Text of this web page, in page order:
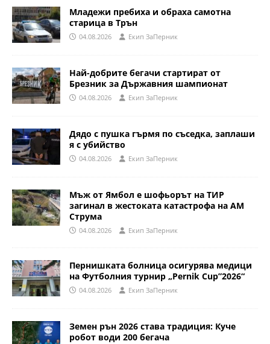
Младежи пребиха и обраха самотна
старица в Трън
04.08.2026 Eкип ЗаПерник
Най-добрите бегачи стартират от
Брезник за Държавния шампионат
04.08.2026 Eкип ЗаПерник
Дядо с пушка гърмя по съседка, заплаши
я с убийство
04.08.2026 Eкип ЗаПерник
Мъж от Ямбол е шофьорът на ТИР
загинал в жестоката катастрофа на АМ
Струма
04.08.2026 Eкип ЗаПерник
Пернишката болница осигурява медици
на Футболния турнир „Pernik Cup”2026“
04.08.2026 Eкип ЗаПерник
Земен рън 2026 става традиция: Куче
робот води 200 бегача